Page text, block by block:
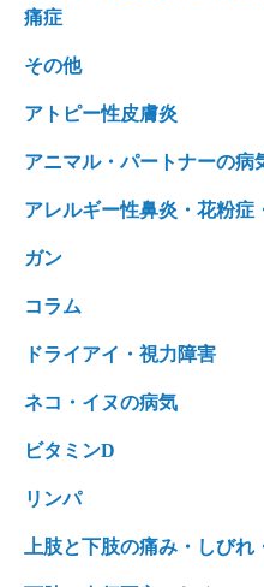
痛症
その他
アトピー性皮膚炎
アニマル・パートナーの病
アレルギー性鼻炎・花粉症
ガン
コラム
ドライアイ・視力障害
ネコ・イヌの病気
ビタミンD
リンパ
上肢と下肢の痛み・しびれ